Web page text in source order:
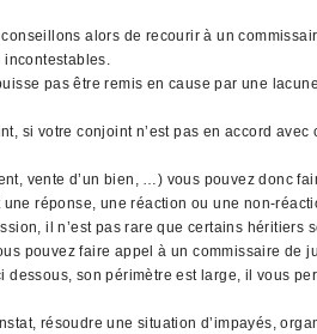
alors de recourir à un
incontestables.
pas être remis en cause par une
si votre conjoint n’est pas en accord
vente d’un bien, …) vous pouvez donc
réponse, une réaction ou une non-
il n’est pas rare que certains
pouvez faire appel à un commissaire
dessous, son périmètre est large, il vous
résoudre une situation d’impayés,